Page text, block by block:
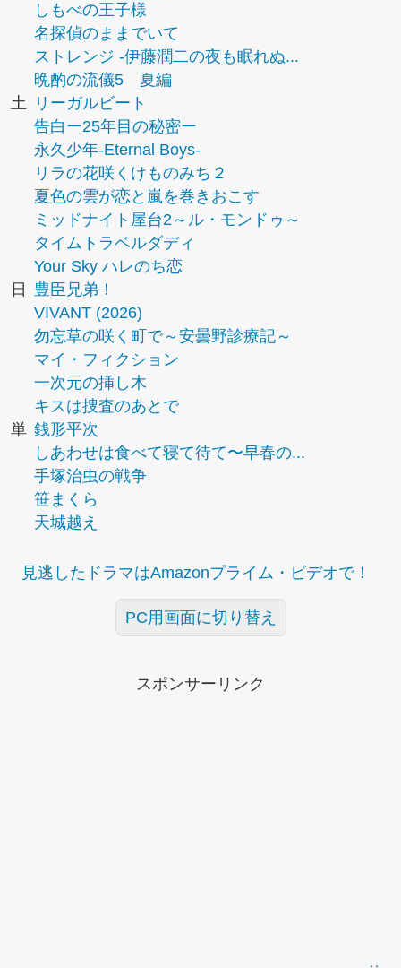
しもべの王子様
名探偵のままでいて
ストレンジ -伊藤潤二の夜も眠れぬ...
晩酌の流儀5 夏編
土
リーガルビート
告白ー25年目の秘密ー
永久少年-Eternal Boys-
リラの花咲くけものみち２
夏色の雲が恋と嵐を巻きおこす
ミッドナイト屋台2～ル・モンドゥ～
タイムトラベルダディ
Your Sky ハレのち恋
日
豊臣兄弟！
VIVANT (2026)
勿忘草の咲く町で～安曇野診療記～
マイ・フィクション
一次元の挿し木
キスは捜査のあとで
単 銭形平次
しあわせは食べて寝て待て〜早春の...
手塚治虫の戦争
笹まくら
天城越え
見逃したドラマはAmazonプライム・ビデオで！
PC用画面に切り替え
スポンサーリンク